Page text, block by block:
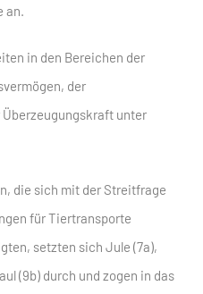
an.
in den Bereichen der
der
unter
die sich mit der Streitfrage
für Tiertransporte
setzten sich Jule (7a),
(9b) durch und zogen in das